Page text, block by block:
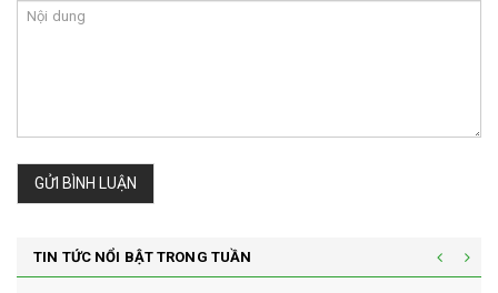
GỬI BÌNH LUẬN
TIN TỨC NỔI BẬT TRONG TUẦN